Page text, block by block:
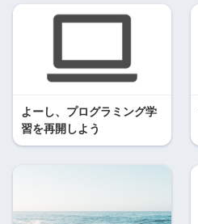
よーし、プログラミング学
習を再開しよう